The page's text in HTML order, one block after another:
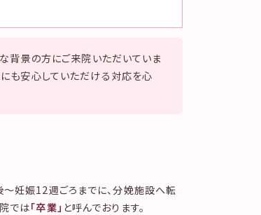
背景の方にご来院いただいていま
も安心していただける対応を心
妊娠12週ごろまでに、分娩施設へ転
では「卒業」 と呼んでおります。